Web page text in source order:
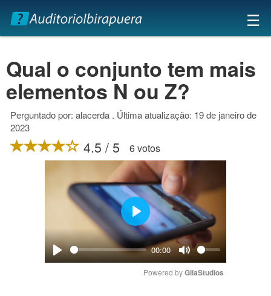
×
☰
Qual o conjunto tem mais
elementos N ou Z?
Perguntado por: alacerda . Última atualização: 19 de janeiro de
2023
4.5 / 5 6 votos
Play
00:00
Mute
Play
Powered by GliaStudios